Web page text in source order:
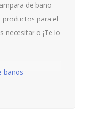
de baño
productos para el
necesitar o ¡Te lo
baños